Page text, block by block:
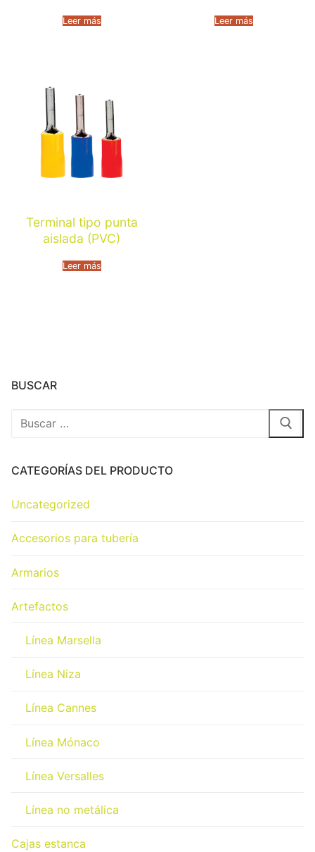
Leer más Leer más
Terminal tipo punta
aislada (PVC)
Leer más
BUSCAR
CATEGORÍAS DEL PRODUCTO
Uncategorized
Accesorios para tubería
Armarios
Artefactos
Línea Marsella
Línea Niza
Línea Cannes
Línea Mónaco
Línea Versalles
Línea no metálica
Cajas estanca